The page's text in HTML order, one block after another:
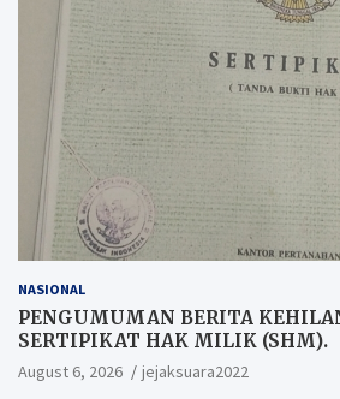
NASIONAL
PENGUMUMAN BERITA
SERTIPIKAT HAK MILIK (SHM).
August 6, 2026 jejaksuara2022